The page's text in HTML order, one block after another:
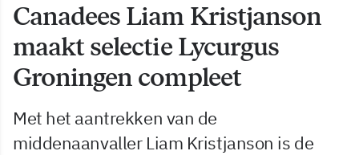
Canadees Liam Kristjanson
maakt selectie Lycurgus
Groningen compleet
Met het aantrekken van de
middenaanvaller Liam Kristjanson is de